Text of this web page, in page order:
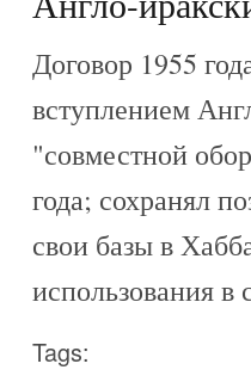
Договор 1955
вступлением
"совместной
года; сохранял
свои базы в
использования
Tags: